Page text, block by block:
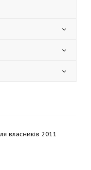
власників 2011